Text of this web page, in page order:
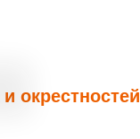
и окрестностей